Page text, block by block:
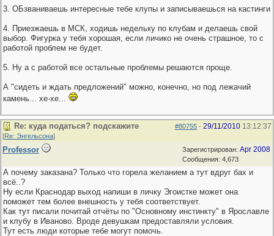
3. ОБзваниваешь интересные тебе клупы и записываешься на кастинги
4. Приезжаешь в МСК, ходишь недельку по клубам и делаешь свой
выбор. Фигурка у тебя хорошая, если личико не очень страшное, то с
работой проблем не будет.
5. Ну а с работой все остальные проблемы решаются проще.
А "сидеть и ждать предложений" можно, конечно, но под лежачий
камень... хе-хе...
#80755 - 29/11/2010 13:12:37
Re: куда податься? подскажите
[Re: Энгельсона]
Зарегистрирован: Apr 2008
Сообщения: 4,673
Professor
А почему заказана? Только что горела желанием а тут вдруг бах и
всё..?
Ну если Краснодар выход напиши в личку Эгоистке может она
поможет тем более внешность у тебя соответствует.
Как тут писали почитай отчёты по "Основному инстинкту" в Ярославле
и клубу в Иваново. Вроде девушкам предоставляли условия.
Тут есть люди которые тебе могут помочь.